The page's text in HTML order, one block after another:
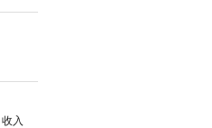
收入